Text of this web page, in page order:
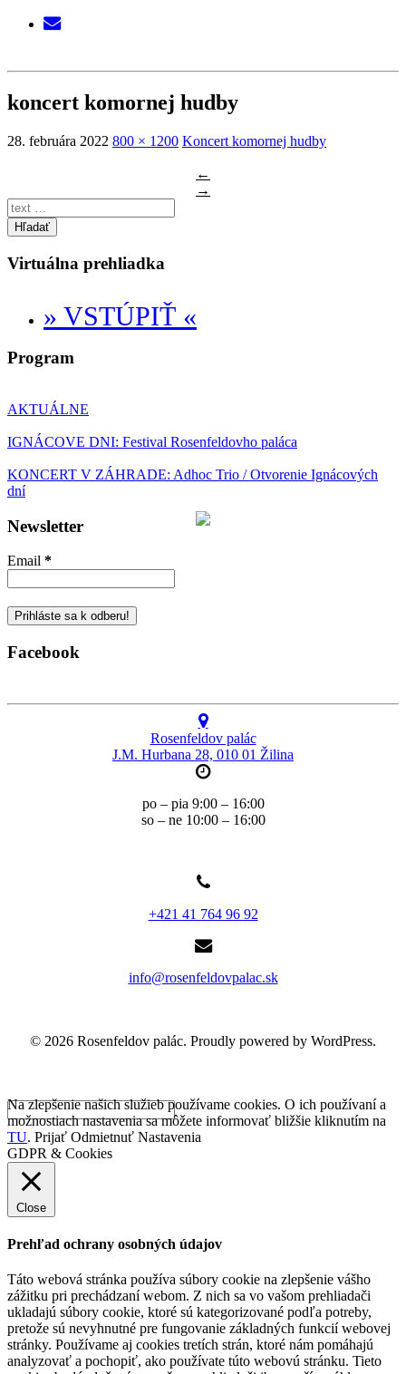
koncert komornej hudby
28. februára 2022 800 × 1200 Koncert komornej hudby
←
→
Hľadať
Virtuálna prehliadka
» VSTÚPIŤ «
Program
AKTUÁLNE
IGNÁCOVE DNI: Festival Rosenfeldovho paláca
KONCERT V ZÁHRADE: Adhoc Trio / Otvorenie Ignácových
dní
Newsletter
Email *
Facebook
Rosenfeldov palác
J.M. Hurbana 28, 010 01 Žilina
po – pia 9:00 – 16:00
so – ne 10:00 – 16:00
+421 41 764 96 92
info@rosenfeldovpalac.sk
© 2026 Rosenfeldov palác. Proudly powered by WordPress.
Na zlepšenie našich služieb používame cookies. O ich používaní a
možnostiach nastavenia sa môžete informovať bližšie kliknutím na
TU. Prijať Odmietnuť Nastavenia
GDPR & Cookies
Close
Prehľad ochrany osobných údajov
Táto webová stránka používa súbory cookie na zlepšenie vášho
zážitku pri prechádzaní webom. Z nich sa vo vašom prehliadači
ukladajú súbory cookie, ktoré sú kategorizované podľa potreby,
pretože sú nevyhnutné pre fungovanie základných funkcií webovej
stránky. Používame aj cookies tretích strán, ktoré nám pomáhajú
analyzovať a pochopiť, ako používate túto webovú stránku. Tieto